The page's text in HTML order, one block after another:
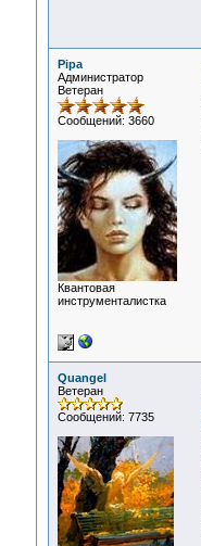
Pipa
Администратор
Ветеран
Сообщений: 3660
Квантовая
инструменталистка
Quangel
Ветеран
Сообщений: 7735